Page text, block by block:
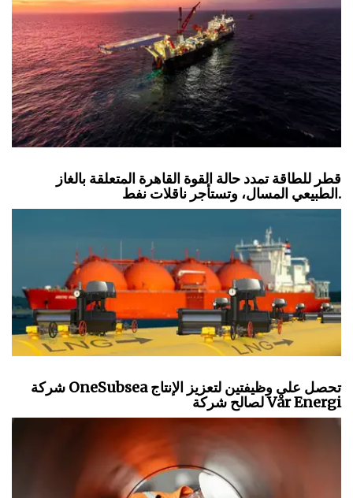
قطر للطاقة تمدد حالة القوة القاهرة المتعلقة بالغاز
الطبيعي المسال، وتستأجر ناقلات نفط.
شركة OneSubsea تحصل على وظيفتين لتعزيز الإنتاج
لصالح شركة Vår Energi